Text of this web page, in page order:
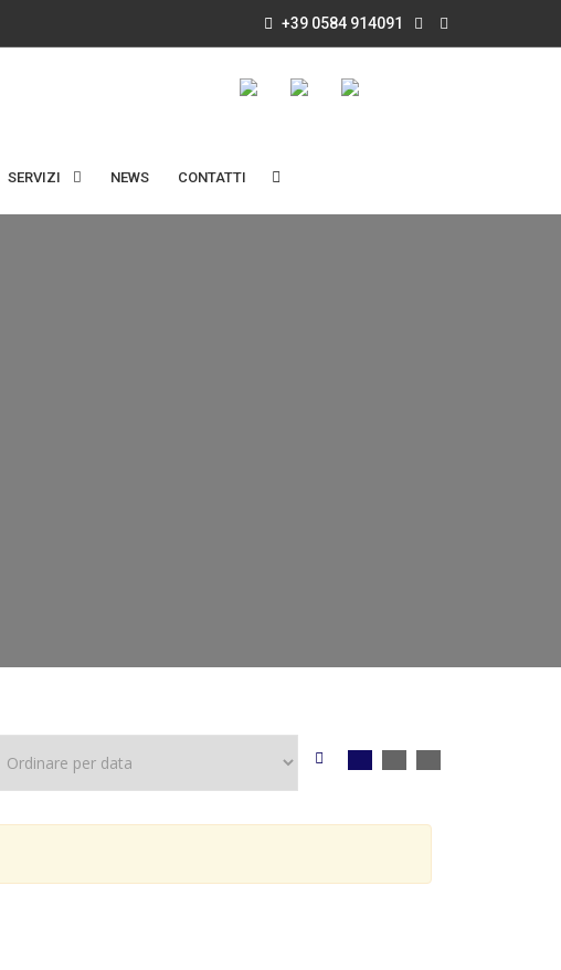
+39 0584 914091
SERVIZI NEWS CONTATTI